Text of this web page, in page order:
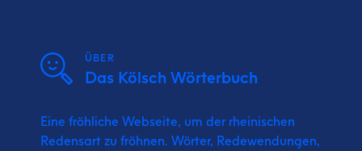
ÜBER
Das Kölsch Wörterbuch
Eine fröhliche Webseite, um der rheinischen
Redensart zu fröhnen. Wörter, Redewendungen,